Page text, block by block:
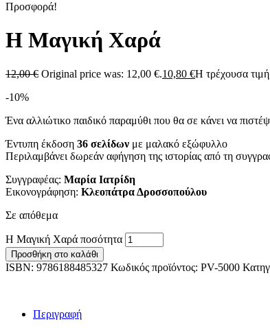
Προσφορά!
Η Μαγική Χαρά
12,00€ Original price was: 12,00 €.10,80 €Η τρέχουσα
-10%
Ένα αλλιώτικο παιδικό παραμύθι που θα σε κάνει να
Έντυπη έκδοση 36 σελίδων με μαλακό εξώφυλλο
Περιλαμβάνει δωρεάν αφήγηση της ιστορίας από τη
Συγγραφέας: Μαρία Ιατρίδη
Εικονογράφηση: Κλεοπάτρα Δροσσοπούλου
Σε απόθεμα
Η Μαγική Χαρά ποσότητα
Προσθήκη στο καλάθι
ISBN: 9786188485327 Κωδικός προϊόντος: PV-5000
Περιγραφή